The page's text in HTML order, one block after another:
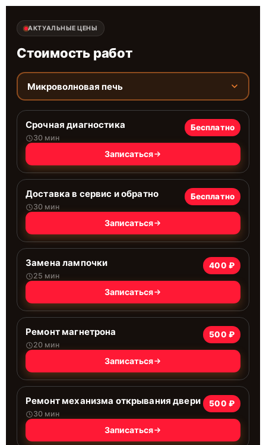
АКТУАЛЬНЫЕ ЦЕНЫ
Стоимость работ
Микроволновая печь
Срочная диагностика
30 мин
Бесплатно
Записаться
Доставка в сервис и обратно
30 мин
Бесплатно
Записаться
Замена лампочки
25 мин
400 ₽
Записаться
Ремонт магнетрона
20 мин
500 ₽
Записаться
Ремонт механизма открывания двери
30 мин
500 ₽
Записаться